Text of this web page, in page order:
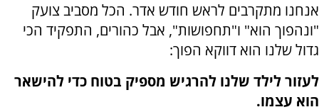
אנחנו מתקרבים לראש חודש אדר. הכל מסביב צועק
"ונהפוך הוא" ו"תחפושות", אבל כהורים, התפקיד הכי
גדול שלנו הוא דווקא הפוך:
לעזור לילד שלנו להרגיש מספיק בטוח כדי להישאר
הוא עצמו.